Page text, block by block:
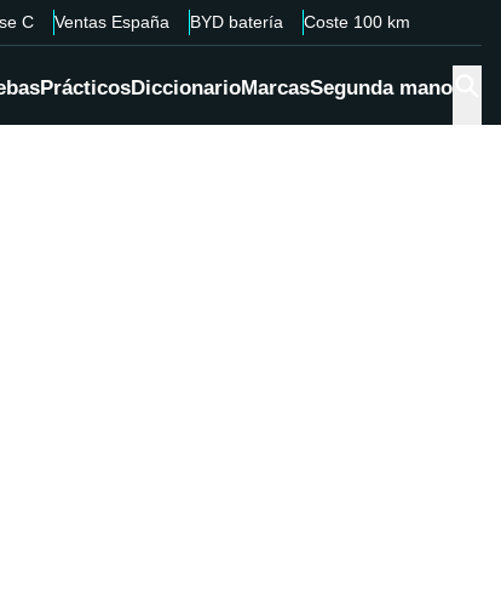
C Ventas España BYD batería Coste 100 km
PrácticosDiccionarioMarcasSegunda mano